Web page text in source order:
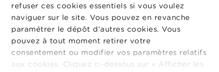
refuser ces cookies essentiels si vous voulez
naviguer sur le site. Vous pouvez en revanche
paramétrer le dépôt d’autres cookies. Vous
pouvez à tout moment retirer votre
consentement ou modifier vos paramètres relatifs
aux cookies. Cliquez ci-dessous sur « Afficher les
M
g